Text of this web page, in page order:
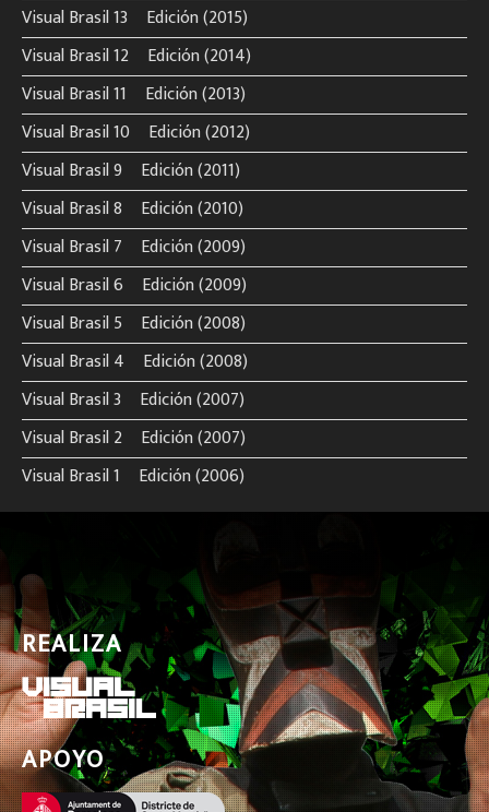
Visual Brasil 13º Edición (2015)
Visual Brasil 12º Edición (2014)
Visual Brasil 11º Edición (2013)
Visual Brasil 10º Edición (2012)
Visual Brasil 9º Edición (2011)
Visual Brasil 8º Edición (2010)
Visual Brasil 7º Edición (2009)
Visual Brasil 6º Edición (2009)
Visual Brasil 5º Edición (2008)
Visual Brasil 4º Edición (2008)
Visual Brasil 3º Edición (2007)
Visual Brasil 2º Edición (2007)
Visual Brasil 1º Edición (2006)
REALIZA
APOYO